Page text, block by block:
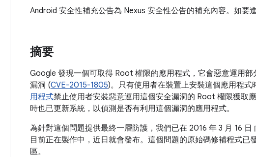
Android 安全性補充公告為 Nexus 安全性公告的補充內容。如要
摘要
Google 發現一個可取得 Root 權限的應用程式，它會惡意運用
漏洞 (CVE-2015-1805)。只有使用者在裝置上安裝這個應用程
用程式禁止使用者安裝惡意運用這個安全漏洞的 Root 權限獲取
時也已更新系統，以偵測是否有利用這個漏洞的應用程式。
為針對這個問題提供最終一層防護，我們已在 2016 年 3 月 16
目前正在製作中，近日就會發布。這個問題的原始碼修補程式已
區。